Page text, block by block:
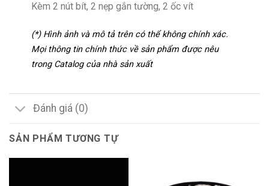
Kèm 2 nút bít, 2 nẹp gắn tường, 2 ốc vít
(*) Hình ảnh và mô tả trên có thể không chính xác.
Mọi thông tin chính thức về sản phẩm được nêu
trong Catalog của nhà sản xuất
Đánh giá (0)
SẢN PHẨM TƯƠNG TỰ